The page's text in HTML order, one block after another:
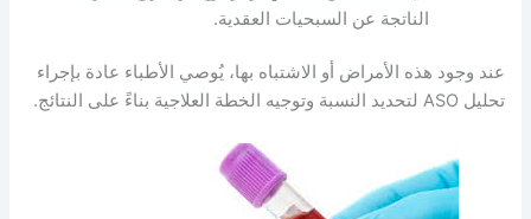
الناتجة عن السبحيات العقدية.
عند وجود هذه الأمراض أو الاشتباه بها، يُوصي الأطباء عادة بإجراء
تحليل ASO لتحديد النسبة وتوجيه الخطة العلاجية بناءً على النتائج.